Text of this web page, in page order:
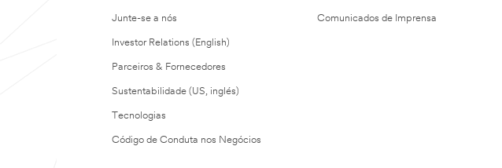
Junte-se a nós
Investor Relations (English)
Parceiros & Fornecedores
Sustentabilidade (US, inglés)
Tecnologias
Código de Conduta nos Negócios
Comunicados de Imprensa